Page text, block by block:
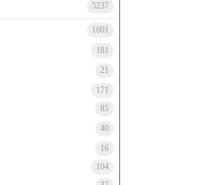
5237
1601
181
21
171
85
40
16
104